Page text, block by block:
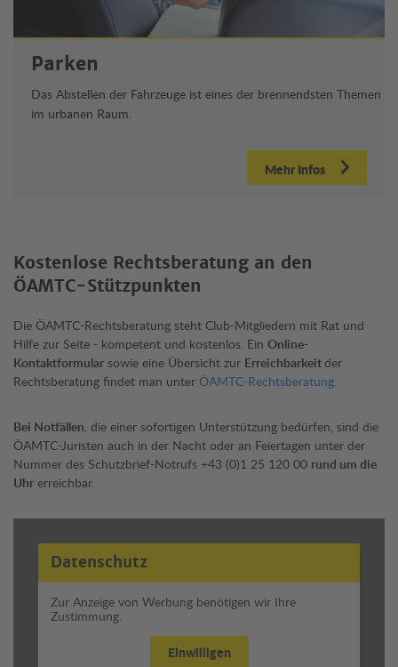
Parken
Das Abstellen der Fahrzeuge ist eines der brennendsten Themen
im urbanen Raum.
Mehr Infos
Kostenlose Rechtsberatung an den
ÖAMTC-Stützpunkten
Die ÖAMTC-Rechtsberatung steht Club-Mitgliedern mit Rat und
Hilfe zur Seite - kompetent und kostenlos. Ein Online-
Kontaktformular sowie eine Übersicht zur Erreichbarkeitder
Rechtsberatung findet man unter ÖAMTC-Rechtsberatung.
Bei Notfällen, die einer sofortigen Unterstützung bedürfen, sind die
ÖAMTC-Juristen auch in der Nacht oder an Feiertagen unter der
Nummer des Schutzbrief-Notrufs +43 (0)1 25 120 00 rund um die
Uhr erreichbar.
Datenschutz
Zur Anzeige von Werbung benötigen wir Ihre
Zustimmung.
Einwilligen